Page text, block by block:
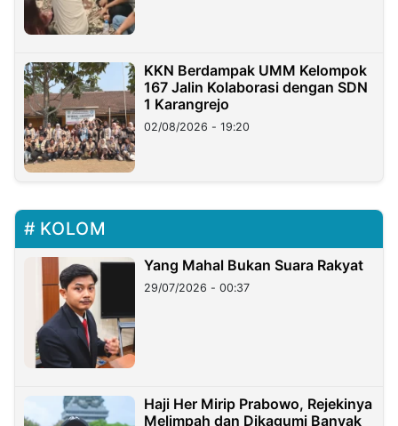
KKN Berdampak UMM Kelompok
167 Jalin Kolaborasi dengan SDN
1 Karangrejo
02/08/2026 - 19:20
KOLOM
Yang Mahal Bukan Suara Rakyat
29/07/2026 - 00:37
Haji Her Mirip Prabowo, Rejekinya
Melimpah dan Dikagumi Banyak